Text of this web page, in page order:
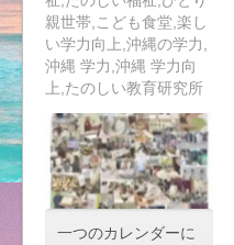
親世帯,こども食堂,楽し
い学力向上,沖縄の学力,
沖縄 学力,沖縄 学力向
上,たのしい教育研究所
一つのカレンダーに